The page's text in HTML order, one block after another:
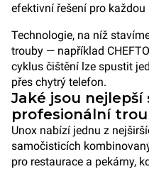
efektivní řešení pro
Technologie, na níž
trouby — například
cyklus čištění lze spustit
přes chytrý telefon.
Jaké jsou
profesionální
Unox nabízí jednu z
samočisticích
pro restaurace a pekárny,